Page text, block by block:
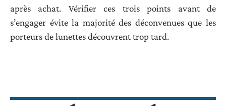
après achat. Vérifier ces trois points avant de
s’engager évite la majorité des déconvenues que les
porteurs de lunettes découvrent trop tard.